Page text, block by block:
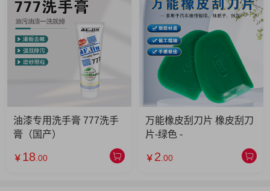
油漆专用洗手膏 777洗手
膏（国产）
￥ 18 .00
万能橡皮刮刀片 橡皮刮刀
片-绿色 -
￥ 2 .00